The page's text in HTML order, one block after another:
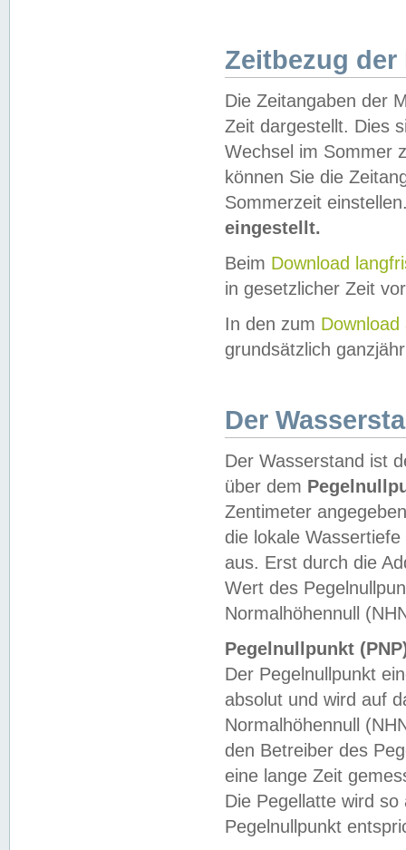
Zeitbezug der
Die Zeitangaben der
Zeit dargestellt. Dies
Wechsel im Sommer
können Sie die
Sommerzeit
eingestellt.
Beim Download
in gesetzlicher Zeit
In den zum Download
grundsätzlich
Der
Der Wasserstand ist
über dem
Zentimeter
die lokale
aus. Erst durch die
Wert des
Normalhöhennull
Pegelnullpunkt
Der Pegelnullpunkt
absolut und wird auf
Normalhöhennull
den Betreiber des
eine lange Zeit
Die Pegellatte wird
Pegelnullpunkt